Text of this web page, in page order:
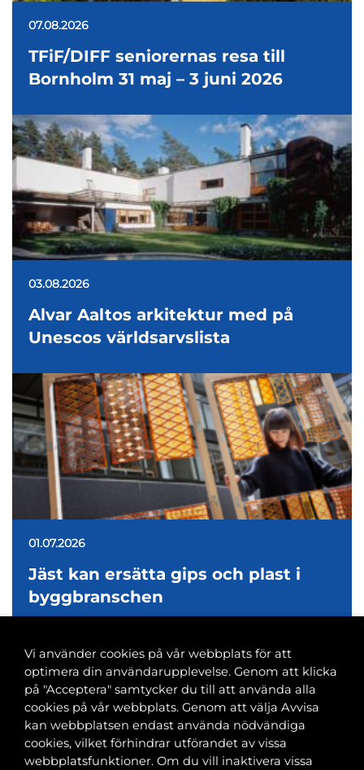
07.08.2026
TFiF/DIFF seniorernas resa till
Bornholm 31 maj – 3 juni 2026
03.08.2026
Alvar Aaltos arkitektur med på
Unescos världsarvslista
01.07.2026
Jäst kan ersätta gips och plast i
byggbranschen
Banvaktsgatan 2A, 00520 Helsingfors
040 585 2586
kansli@tfif.fi
Vi använder cookies på vår webbplats för att
optimera din användarupplevelse. Genom att klicka
på "Acceptera" samtycker du till att använda alla
cookies på vår webbplats. Genom att välja Avvisa
kan webbplatsen endast använda nödvändiga
cookies, vilket förhindrar utförandet av vissa
webbplatsfunktioner. Om du vill inaktivera vissa